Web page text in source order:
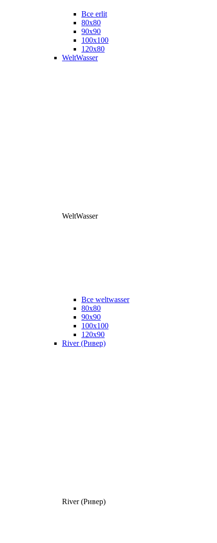
Все erlit
80x80
90x90
100x100
120x80
WeltWasser
WeltWasser
Все weltwasser
80x80
90x90
100x100
120x90
River (Ривер)
River (Ривер)